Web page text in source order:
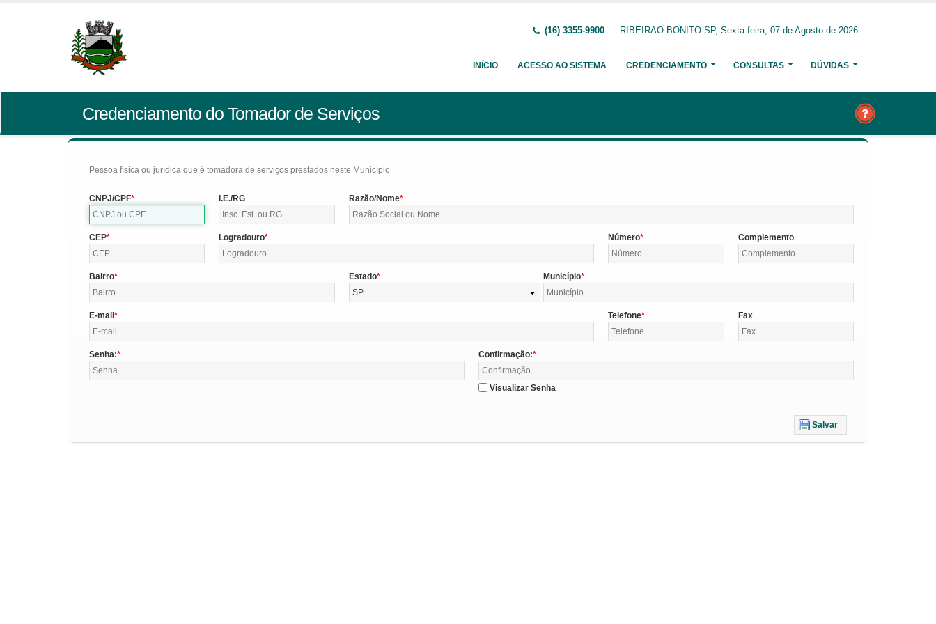
(16) 3355-9900 RIBEIRAO BONITO-SP, Sexta-feira, 07 de Agosto de 2026
INÍCIO ACESSO AO SISTEMA CREDENCIAMENTO CONSULTAS DÚVIDAS
Credenciamento do Tomador de Serviços
Pessoa física ou jurídica que é tomadora de serviços prestados neste Município
CNPJ/CPF I.E./RG Razão/Nome
CEP Logradouro Número Complemento
Bairro
Estado
SP
Município
E-mail Telefone Fax
Senha: Confirmação:
Visualizar Senha
Salvar